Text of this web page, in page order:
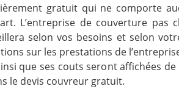
gratuit qui ne comporte
L’entreprise de couverture pas
selon vos besoins et selon
sur les prestations de
que ses couts seront affichées
le devis couvreur gratuit.